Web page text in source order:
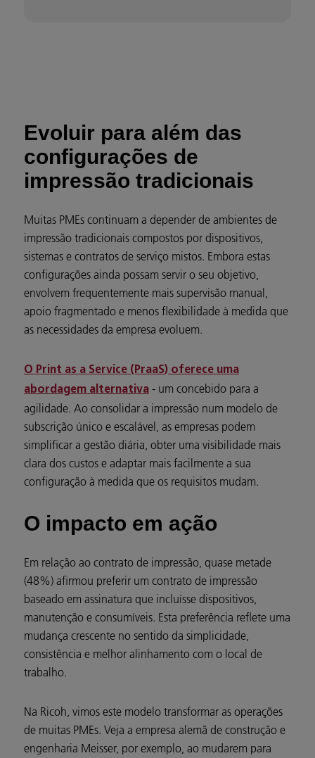
Evoluir para além das
configurações de
impressão tradicionais
Muitas PMEs continuam a depender de ambientes de
impressão tradicionais compostos por dispositivos,
sistemas e contratos de serviço mistos. Embora estas
configurações ainda possam servir o seu objetivo,
envolvem frequentemente mais supervisão manual,
apoio fragmentado e menos flexibilidade à medida que
as necessidades da empresa evoluem.
O Print as a Service (PraaS) oferece uma
abordagem alternativa - um concebido para a
agilidade. Ao consolidar a impressão num modelo de
subscrição único e escalável, as empresas podem
simplificar a gestão diária, obter uma visibilidade mais
clara dos custos e adaptar mais facilmente a sua
configuração à medida que os requisitos mudam.
O impacto em ação
Em relação ao contrato de impressão, quase metade
(48%) afirmou preferir um contrato de impressão
baseado em assinatura que incluísse dispositivos,
manutenção e consumíveis. Esta preferência reflete uma
mudança crescente no sentido da simplicidade,
consistência e melhor alinhamento com o local de
trabalho.
Na Ricoh, vimos este modelo transformar as operações
de muitas PMEs. Veja a empresa alemã de construção e
engenharia Meisser, por exemplo, ao mudarem para